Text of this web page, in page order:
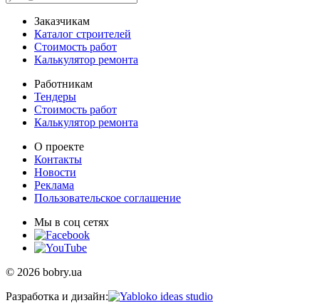
Заказчикам
Каталог строителей
Стоимость работ
Калькулятор ремонта
Работникам
Тендеры
Стоимость работ
Калькулятор ремонта
О проекте
Контакты
Новости
Реклама
Пользовательское соглашение
Мы в соц сетях
© 2026 bobry.ua
Разработка и дизайн: